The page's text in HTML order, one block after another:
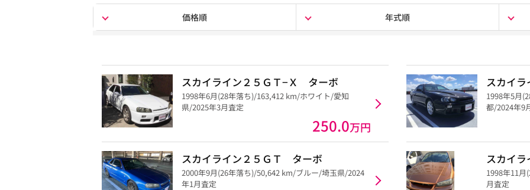
価格順 年式順
スカイライン２５ＧＴ−Ｘ ターボ
1998年6月(28年落ち)/163,412 km/ホワイト/愛知
県/2025年3月査定
250.0万円
スカイ
1998年5月
都/2024年9
スカイライン２５ＧＴ ターボ
2000年9月(26年落ち)/50,642 km/ブルー/埼玉県/2024
年1月査定
スカイラ
1998年11
月査定